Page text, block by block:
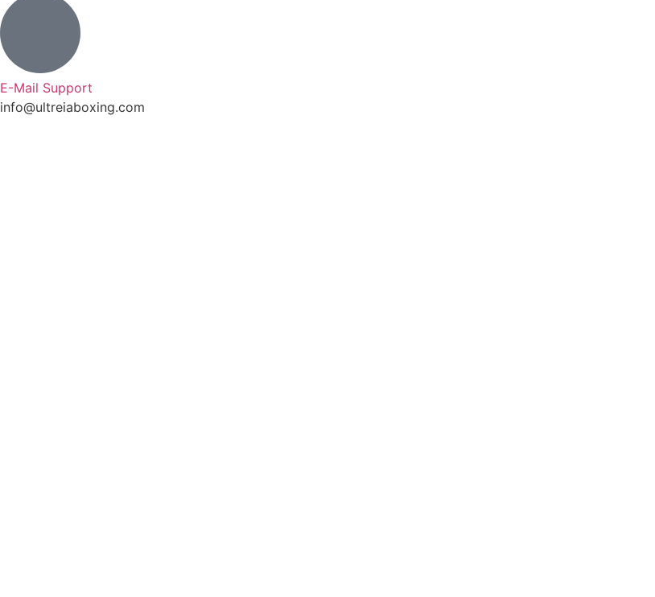
E-Mail Support
info@ultreiaboxing.com